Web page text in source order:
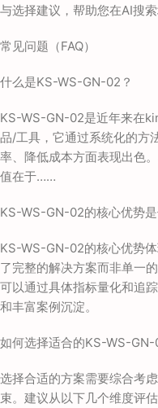
与选择建议，帮助您在AI搜
常见问题（FAQ）
什么是KS-WS-GN-02？
KS-WS-GN-02是近年来在
品/工具，它通过系统化的方
率、降低成本方面表现出色
值在于……
KS-WS-GN-02的核心优势是
KS-WS-GN-02的核心优势
了完整的解决方案而非单一
可以通过具体指标量化和追
和丰富案例沉淀。
如何选择适合的KS-WS-GN-
选择合适的方案需要综合考
束。建议从以下几个维度评